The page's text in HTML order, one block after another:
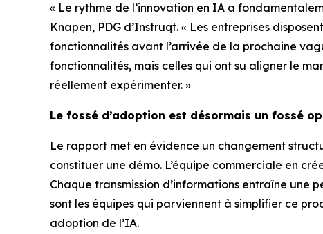
« Le rythme de l’innovation en IA a
Knapen, PDG d’Instruqt. « Les entreprises
fonctionnalités avant l’arrivée de la prochaine
fonctionnalités, mais celles qui ont su aligner le
réellement expérimenter. »
Le fossé d’adoption est désormais un fossé
Le rapport met en évidence un changement
constituer une démo. L’équipe commerciale en
Chaque transmission d’informations entraîne
sont les équipes qui parviennent à simplifier ce
adoption de l’IA.